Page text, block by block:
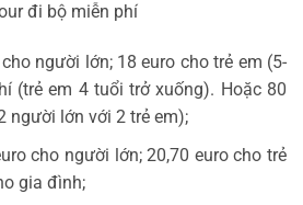
đi bộ miễn phí
người lớn; 18 euro cho trẻ em (5-
(trẻ em 4 tuổi trở xuống). Hoặc 80
người lớn với 2 trẻ em);
cho người lớn; 20,70 euro cho trẻ
gia đình;